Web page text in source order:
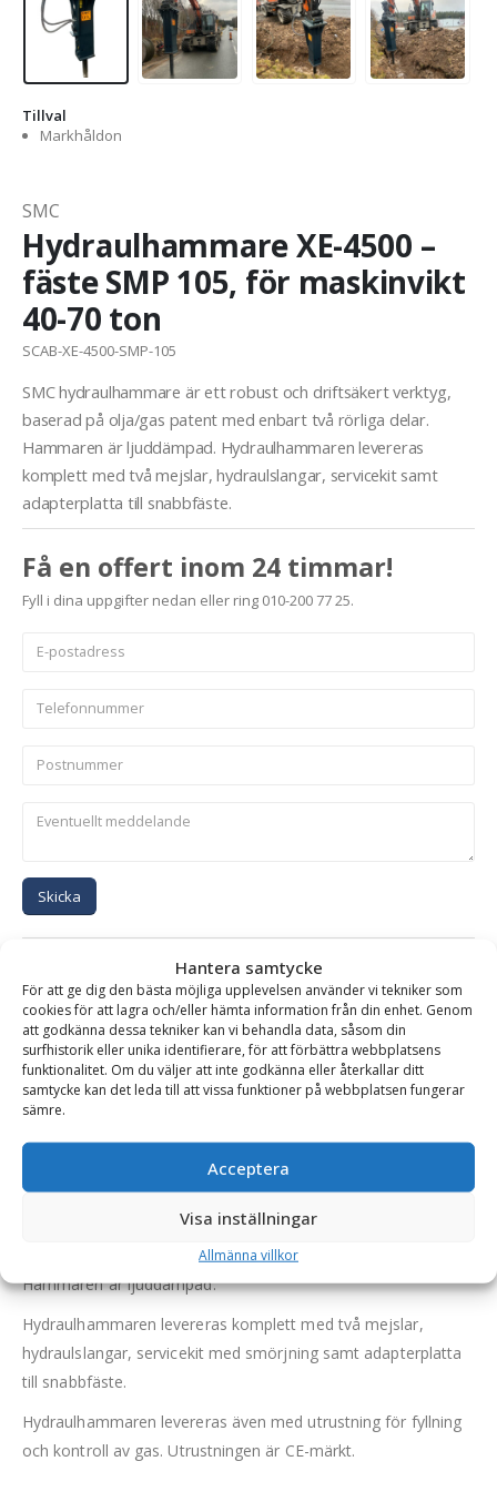
Hantera samtycke
För att ge dig den bästa möjliga upplevelsen använder vi tekniker som
cookies för att lagra och/eller hämta information från din enhet. Genom
att godkänna dessa tekniker kan vi behandla data, såsom din
surfhistorik eller unika identifierare, för att förbättra webbplatsens
funktionalitet. Om du väljer att inte godkänna eller återkallar ditt
samtycke kan det leda till att vissa funktioner på webbplatsen fungerar
sämre.
Acceptera
Visa inställningar
Allmänna villkor
Tillval
Markhåldon
SMC
Hydraulhammare XE-4500 –
fäste SMP 105, för maskinvikt
40-70 ton
SCAB-XE-4500-SMP-105
SMC hydraulhammare är ett robust och driftsäkert verktyg,
baserad på olja/gas patent med enbart två rörliga delar.
Hammaren är ljuddämpad. Hydraulhammaren levereras
komplett med två mejslar, hydraulslangar, servicekit samt
adapterplatta till snabbfäste.
Få en offert inom 24 timmar!
Fyll i dina uppgifter nedan eller ring 010-200 77 25.
Skicka
Se alla produkter inom samma kategori
Hydraulhammare
BESKRIVNING
maskinvikt 40-70 ton
SMC hydraulhammare är ett robust och driftsäkert verktyg,
baserad på olja/gas patent med enbart två rörliga delar.
Hammaren är ljuddämpad.
Hydraulhammaren levereras komplett med två mejslar,
hydraulslangar, servicekit med smörjning samt adapterplatta
till snabbfäste.
Hydraulhammaren levereras även med utrustning för fyllning
och kontroll av gas. Utrustningen är CE-märkt.